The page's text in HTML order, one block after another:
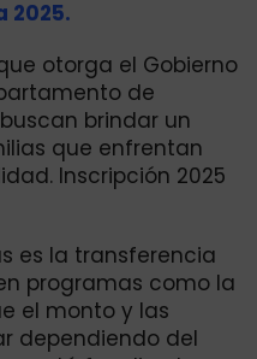
2025.
otorga el Gobierno
de
brindar un
que enfrentan
Inscripción 2025
es la transferencia
programas como la
el monto y las
dependiendo del